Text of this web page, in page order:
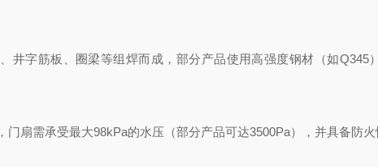
、井字筋板、圈梁等组焊而成，部分产品使用高强度钢材（如Q345
门扇需承受最大98kPa的水压（部分产品可达3500Pa），并具备防火